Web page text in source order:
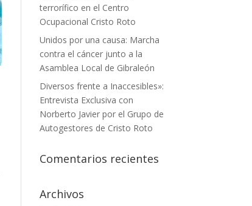
terrorífico en el Centro
Ocupacional Cristo Roto
Unidos por una causa: Marcha
contra el cáncer junto a la
Asamblea Local de Gibraleón
Diversos frente a Inaccesibles»:
Entrevista Exclusiva con
Norberto Javier por el Grupo de
Autogestores de Cristo Roto
Comentarios recientes
Archivos